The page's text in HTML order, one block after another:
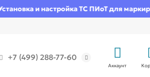
и настройка ТС ПИоТ для
+7 (499) 288-77-60
Аккаунт